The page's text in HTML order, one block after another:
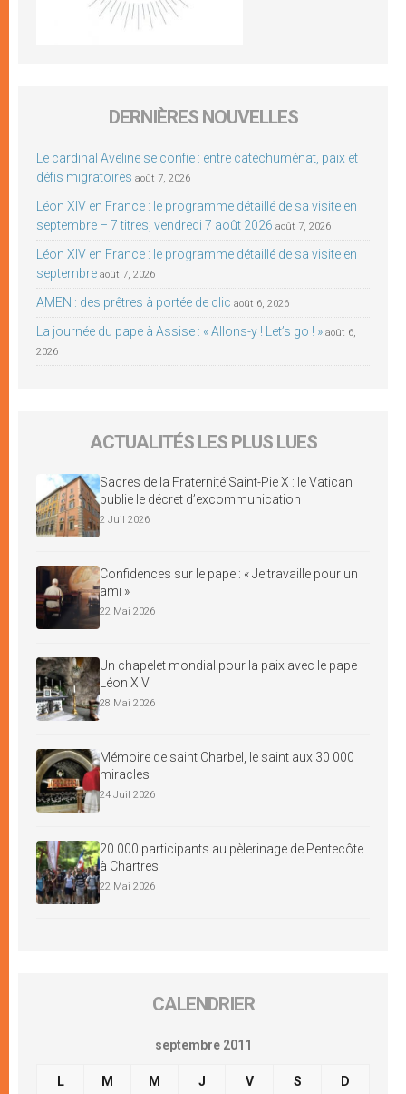
DERNIÈRES NOUVELLES
Le cardinal Aveline se confie : entre catéchuménat, paix et
défis migratoires août 7, 2026
Léon XIV en France : le programme détaillé de sa visite en
septembre – 7 titres, vendredi 7 août 2026 août 7, 2026
Léon XIV en France : le programme détaillé de sa visite en
septembre août 7, 2026
AMEN : des prêtres à portée de clic août 6, 2026
La journée du pape à Assise : « Allons-y ! Let’s go ! » août 6,
2026
ACTUALITÉS LES PLUS LUES
Sacres de la Fraternité Saint-Pie X : le Vatican
publie le décret d’excommunication
2 Juil 2026
Confidences sur le pape : « Je travaille pour un
ami »
22 Mai 2026
Un chapelet mondial pour la paix avec le pape
Léon XIV
28 Mai 2026
Mémoire de saint Charbel, le saint aux 30 000
miracles
24 Juil 2026
20 000 participants au pèlerinage de Pentecôte
à Chartres
22 Mai 2026
CALENDRIER
septembre 2011
L M M J V S D